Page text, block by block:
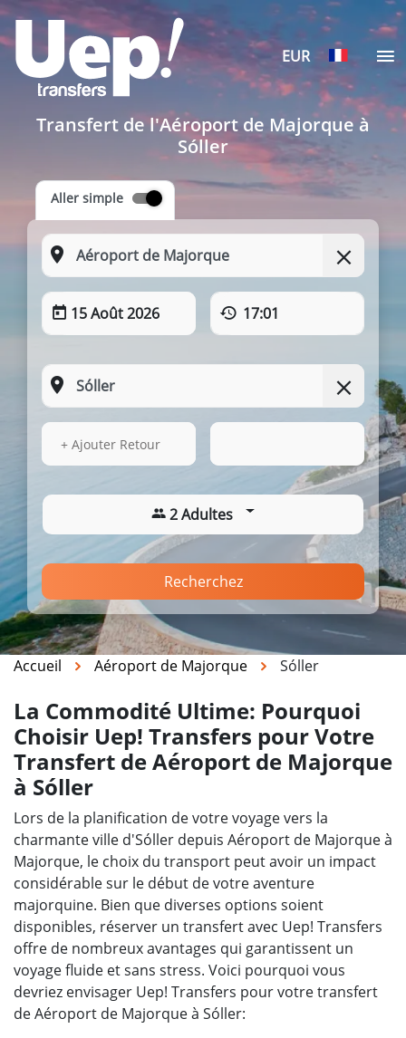
EUR
Transfert de l'Aéroport de Majorque à
Sóller
Aller simple
15 Août 2026 17:01
15 Août 2026
+ Ajouter Retour
2 Adultes
Recherchez
Accueil Aéroport de Majorque Sóller
La Commodité Ultime: Pourquoi
Choisir Uep! Transfers pour Votre
Transfert de Aéroport de Majorque
à Sóller
Lors de la planification de votre voyage vers la
charmante ville d'Sóller depuis Aéroport de Majorque à
Majorque, le choix du transport peut avoir un impact
considérable sur le début de votre aventure
majorquine. Bien que diverses options soient
disponibles, réserver un transfert avec Uep! Transfers
offre de nombreux avantages qui garantissent un
voyage fluide et sans stress. Voici pourquoi vous
devriez envisager Uep! Transfers pour votre transfert
de Aéroport de Majorque à Sóller: